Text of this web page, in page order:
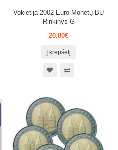
Vokietija 2002 Euro Monetų BU
Rinkinys G
20.00€
Į krepšelį